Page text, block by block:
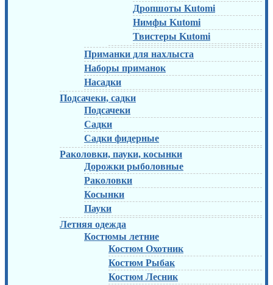
Дропшоты Kutomi
Нимфы Kutomi
Твистеры Kutomi
Приманки для нахлыста
Наборы приманок
Насадки
Подсачеки, садки
Подсачеки
Садки
Садки фидерные
Раколовки, пауки, косынки
Дорожки рыболовные
Раколовки
Косынки
Пауки
Летняя одежда
Костюмы летние
Костюм Охотник
Костюм Рыбак
Костюм Лесник